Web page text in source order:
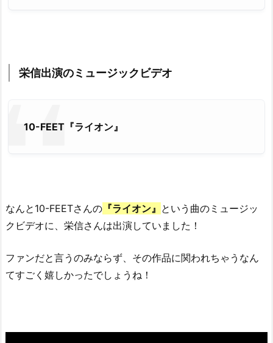
栄信出演のミュージックビデオ
10-FEET『ライオン』
なんと10-FEETさんの 『ライオン』 という曲のミュージッ
クビデオに、栄信さんは出演していました！
ファンだと言うのみならず、その作品に関われちゃうなん
てすごく嬉しかったでしょうね！